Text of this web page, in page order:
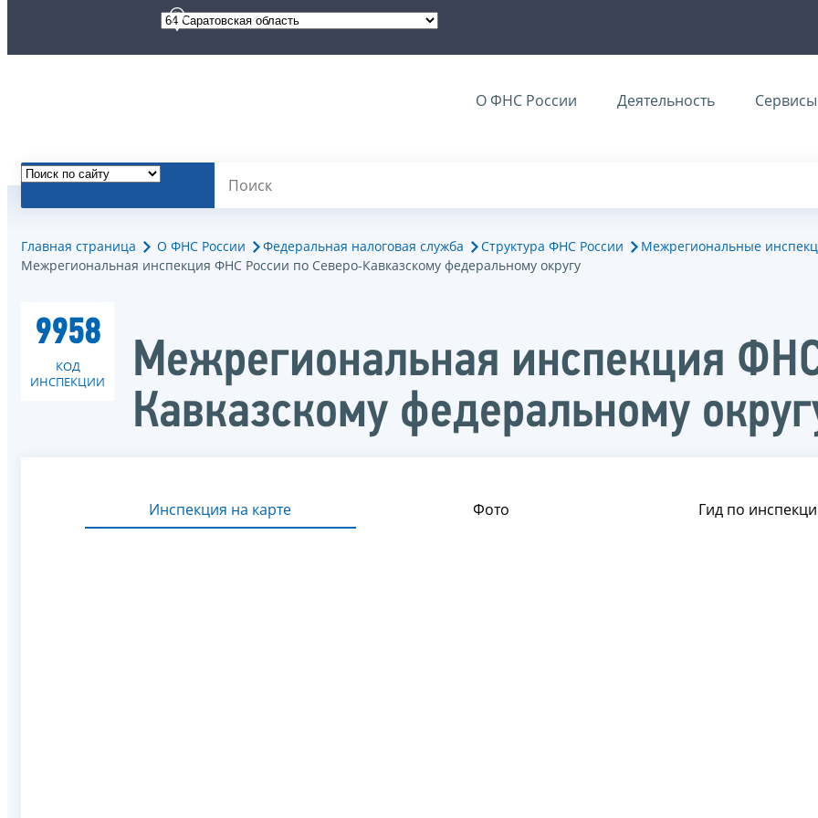
О ФНС России Деятельность Сервисы
Главная страница О ФНС России Федеральная налоговая служба Структура ФНС России
Межрегиональные
Межрегиональная инспекция ФНС России по Северо-Кавказскому федеральному округу
9958
КОД
ИНСПЕКЦИИ
Межрегиональная инспекция
Кавказскому федеральному
Инспекция на карте Фото Гид по